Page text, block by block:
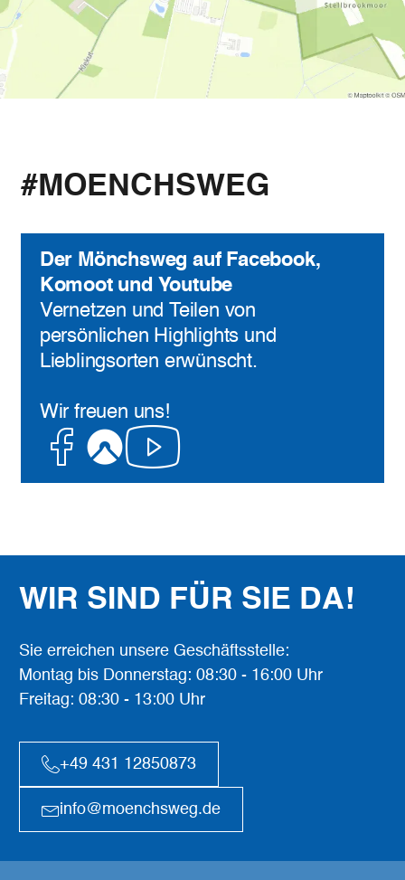
#MOENCHSWEG
Der Mönchsweg auf Facebook,
Komoot und Youtube
Vernetzen und Teilen von
persönlichen Highlights und
Lieblingsorten erwünscht.
Wir freuen uns!
Facebook
KomootYoutube
WIR SIND FÜR SIE DA!
Sie erreichen unsere Geschäftsstelle:
Montag bis Donnerstag: 08:30 - 16:00 Uhr
Freitag: 08:30 - 13:00 Uhr
+49 431 12850873
info@moenchsweg.de